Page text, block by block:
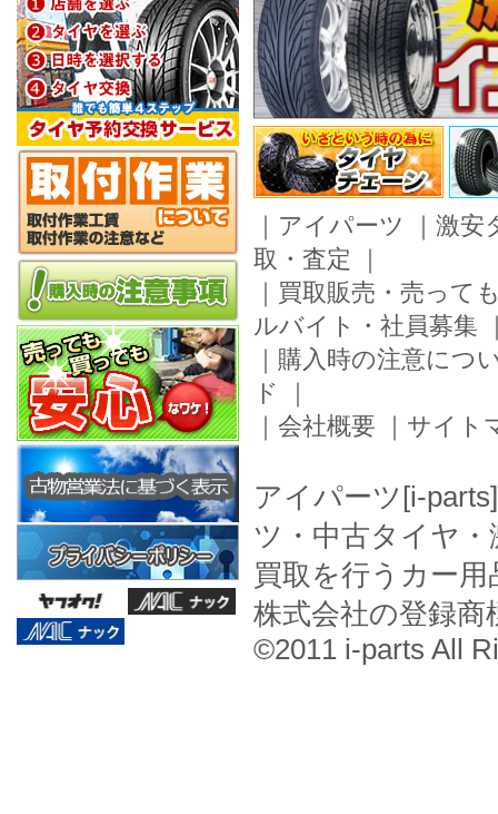
｜ アイパーツ ｜ 激安
取・査定 ｜
｜ 買取販売・売って
ルバイト・社員募集
｜ 購入時の注意につ
ド
｜
｜ 会社概要 ｜ サイト
アイパーツ[i-
ツ・中古タイヤ
買取を行うカー
株式会社の登録商
©2011 i-parts All